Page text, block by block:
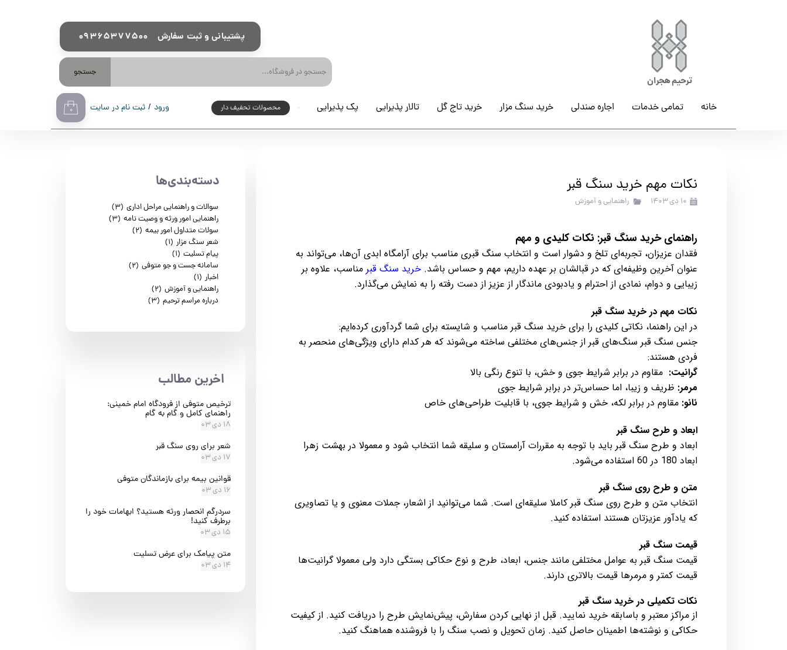
ترحیم هجران
09365377500 پشتیبانی و ثبت سفارش
جستجو
۰ ورود / ثبت نام در سایت خانه تمامی خدمات اجاره صندلی خرید سنگ مزار خرید تاج گل تالار پذیرایی پک پذیرایی محصولات تخفیف دار
محصولات تحفیف دار
نکات مهم خرید سنگ قبر
۱۰ دی ۱۴۰۳ راهنمایی و آموزش
راهنمای خرید سنگ قبر: نکات کلیدی و مهم
فقدان عزیزان، تجربه‌ای تلخ و دشوار است و انتخاب سنگ قبری مناسب برای آرامگاه ابدی آن‌ها، می‌تواند به
عنوان آخرین وظیفه‌ای که در قبالشان بر عهده داریم، مهم و حساس باشد. خرید سنگ قبر مناسب، علاوه بر
زیبایی و دوام، نمادی از احترام و یادبودی ماندگار از عزیز از دست رفته را به نمایش می‌گذارد.
نکات مهم در خرید سنگ قبر
در این راهنما، نکاتی کلیدی را برای خرید سنگ قبر مناسب و شایسته برای شما گردآوری کرده‌ایم:
جنس سنگ قبر سنگ‌های قبر از جنس‌های مختلفی ساخته می‌شوند که هر کدام دارای ویژگی‌های منحصر به
فردی هستند:
گرانیت: مقاوم در برابر شرایط جوی و خش، با تنوع رنگی بالا
مرمر: ظریف و زیبا، اما حساس‌تر در برابر شرایط جوی
نانو: مقاوم در برابر لکه، خش و شرایط جوی، با قابلیت طراحی‌های خاص
ابعاد و طرح سنگ قبر
ابعاد و طرح سنگ قبر باید با توجه به مقررات آرامستان و سلیقه شما انتخاب شود و معمولا در بهشت زهرا
ابعاد 180 در 60 استفاده می‌شود.
متن و طرح روی سنگ قبر
انتخاب متن و طرح روی سنگ قبر کاملا سلیقه‌ای است. شما می‌توانید از اشعار، جملات معنوی و یا تصاویری
که یادآور عزیزتان هستند استفاده کنید.
قیمت سنگ قبر
قیمت سنگ قبر به عوامل مختلفی مانند جنس، ابعاد، طرح و نوع حکاکی بستگی دارد ولی معمولا گرانیت‌ها
قیمت کمتر و مرمرها قیمت بالاتری دارند.
نکات تکمیلی در خرید سنگ قبر
از مراکز معتبر و باسابقه خرید نمایید. قبل از نهایی کردن سفارش، پیش‌نمایش طرح را دریافت کنید. از کیفیت
حکاکی و نوشته‌ها اطمینان حاصل کنید. زمان تحویل و نصب سنگ را با فروشنده هماهنگ کنید.
​اخرین مطالب
ترخیص متوفی از فرودگاه امام خمینی:
راهنمای کامل و گام به گام
۱۸ دی ۰۳
شعر برای روی سنگ قبر
۱۷ دی ۰۳
قوانین بیمه برای بازماندگان متوفی
۱۶ دی ۰۳
سردرگم انحصار ورثه هستید؟ ابهامات خود را
برطرف کنید!
۱۵ دی ۰۳
متن پیامک برای عرض تسلیت
۱۴ دی ۰۳
دسته‌بندی‌ها
سوالات و راهنمایی مراحل اداری (۳)
راهنمایی امور ورثه و وصیت نامه (۳)
سولات متداول امور بیمه (۲)
شعر سنگ مزار (۱)
پیام تسلیت (۱)
سامانه جست و جو متوفی (۲)
اخبار (۱)
راهنمایی و آموزش (۲)
درباره مراسم ترحیم (۳)